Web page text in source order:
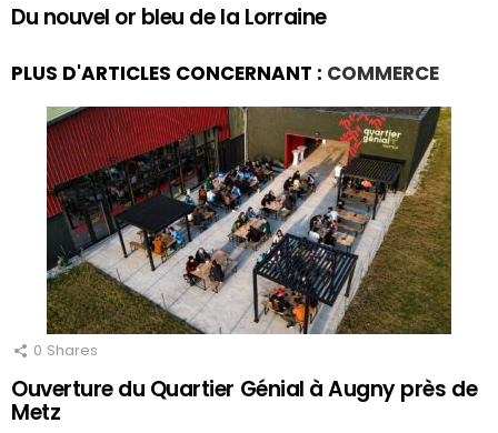
Du nouvel or bleu de la Lorraine
PLUS D'ARTICLES CONCERNANT : COMMERCE
0 Shares
Ouverture du Quartier Génial à Augny près de
Metz